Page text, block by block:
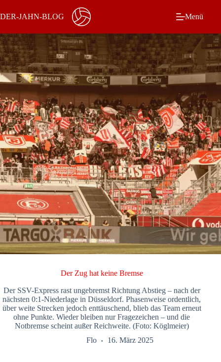
Inhalt
springen
DER-JAHN-BLOG Menü
Der Zug hat keine Bremse
Der SSV-Express rast ungebremst Richtung Abstieg – nach der
nächsten 0:1-Niederlage in Düsseldorf. Phasenweise ordentlich,
über weite Strecken jedoch enttäuschend, blieb das Team erneut
ohne Punkte. Wieder bleiben nur Fragezeichen – und die
Notbremse scheint außer Reichweite. (Foto: Köglmeier)
Flo
16. März 2025